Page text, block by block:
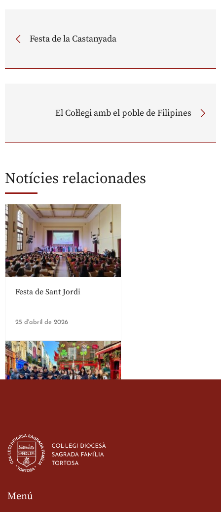
Festa de la Castanyada
El Col·legi amb el poble de Filipines
Notícies relacionades
Festa de Sant Jordi
25 d'abril de 2026
d’ESO-BSD a Irlanda
23 de març de 2026
Menú